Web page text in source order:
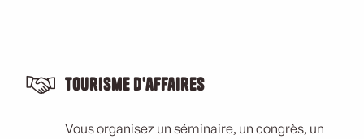
Tourisme d'affaires
Vous organisez un séminaire, un congrès, un